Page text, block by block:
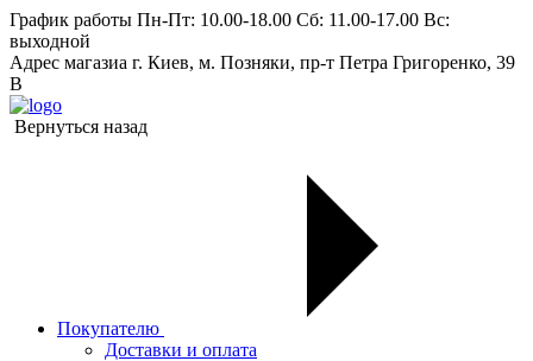
График работы Пн-Пт: 10.00-18.00 Сб: 11.00-17.00 Вс:
выходной
Адрес магазиа г. Киев, м. Позняки, пр-т Петра Григоренко, 39
В
Вернуться назад
Покупателю
Доставки и оплата